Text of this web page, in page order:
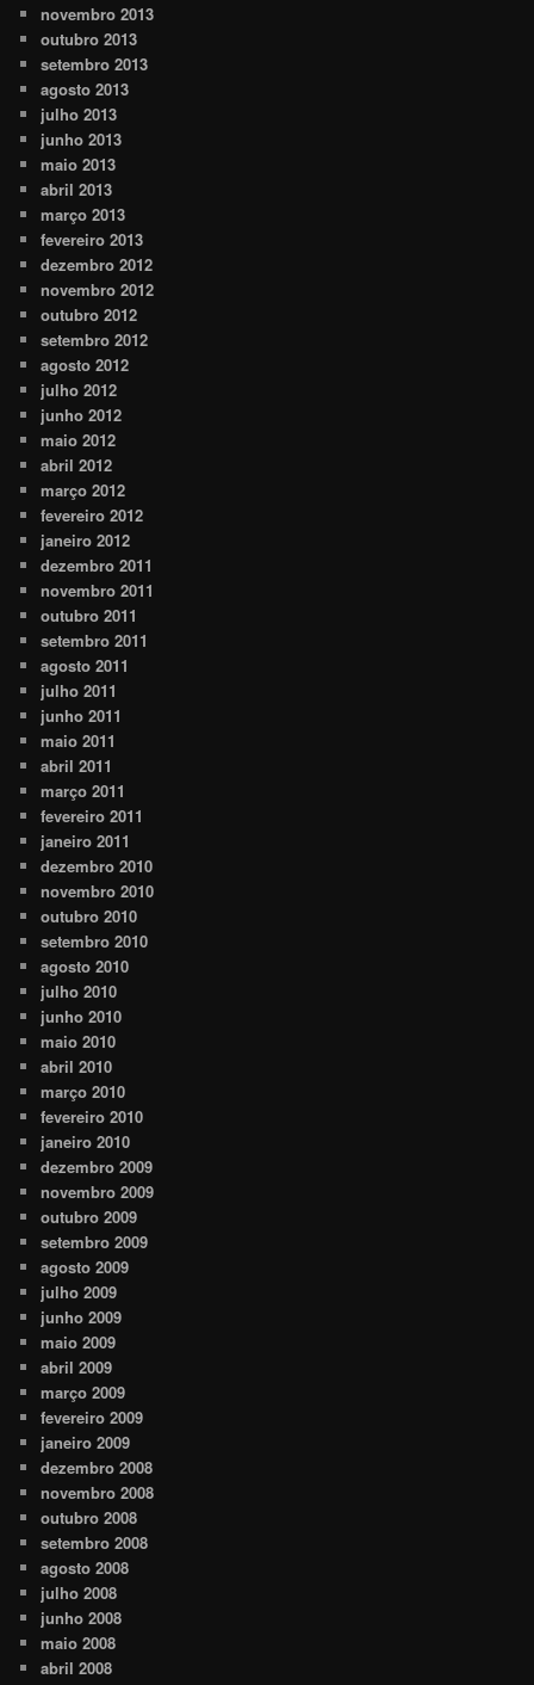
novembro 2013
outubro 2013
setembro 2013
agosto 2013
julho 2013
junho 2013
maio 2013
abril 2013
março 2013
fevereiro 2013
dezembro 2012
novembro 2012
outubro 2012
setembro 2012
agosto 2012
julho 2012
junho 2012
maio 2012
abril 2012
março 2012
fevereiro 2012
janeiro 2012
dezembro 2011
novembro 2011
outubro 2011
setembro 2011
agosto 2011
julho 2011
junho 2011
maio 2011
abril 2011
março 2011
fevereiro 2011
janeiro 2011
dezembro 2010
novembro 2010
outubro 2010
setembro 2010
agosto 2010
julho 2010
junho 2010
maio 2010
abril 2010
março 2010
fevereiro 2010
janeiro 2010
dezembro 2009
novembro 2009
outubro 2009
setembro 2009
agosto 2009
julho 2009
junho 2009
maio 2009
abril 2009
março 2009
fevereiro 2009
janeiro 2009
dezembro 2008
novembro 2008
outubro 2008
setembro 2008
agosto 2008
julho 2008
junho 2008
maio 2008
abril 2008